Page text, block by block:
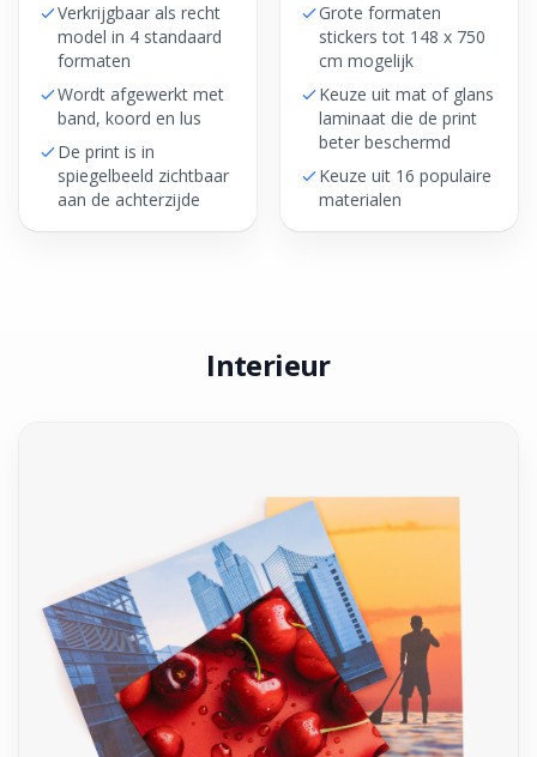
Verkrijgbaar als recht
model in 4 standaard
formaten
Wordt afgewerkt met
band, koord en lus
De print is in
spiegelbeeld zichtbaar
aan de achterzijde
Grote formaten
stickers tot 148 x 750
cm mogelijk
Keuze uit mat of glans
laminaat die de print
beter beschermd
Keuze uit 16 populaire
materialen
Interieur